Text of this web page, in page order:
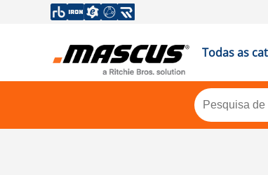
Todas as